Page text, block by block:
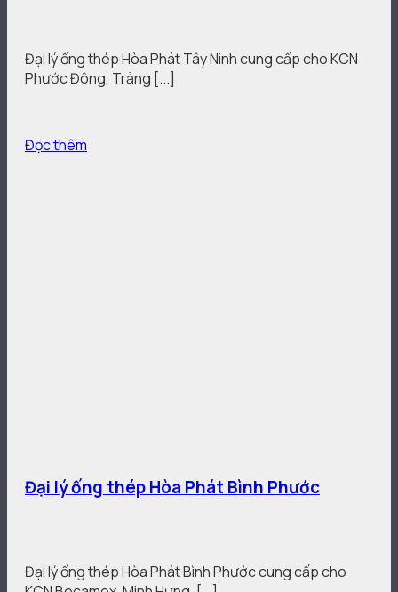
Đại lý ống thép Hòa Phát Tây Ninh cung cấp cho KCN
Phước Đông, Trảng [...]
Đọc thêm
Đại lý ống thép Hòa Phát Bình Phước
Đại lý ống thép Hòa Phát Bình Phước cung cấp cho